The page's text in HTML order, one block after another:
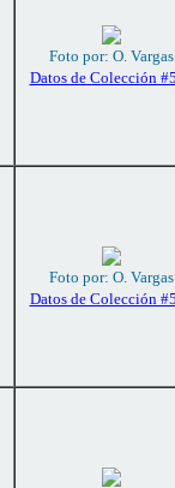
Foto por: O. Vargas
Datos de Colección
Foto por: O. Vargas
Datos de Colección